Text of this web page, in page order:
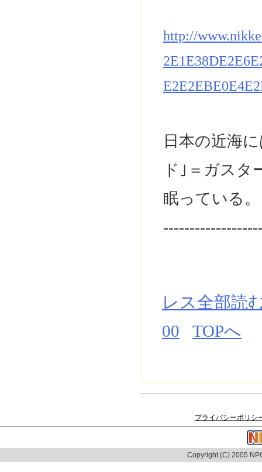
http://
日本の近海
ド｣＝ガス
眠っている。
レス全部読
00
TOPへ
プライバシーポリシ
Copyright (C) 2005